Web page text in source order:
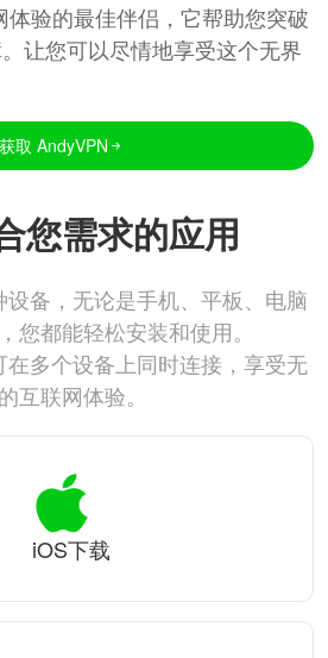
验的最佳伴侣，它帮助您突破
让您可以尽情地享受这个无界
获取 AndyVPN
您需求的应用
备，无论是手机、平板、电脑
您都能轻松安装和使用。
多个设备上同时连接，享受无
互联网体验。
iOS下载